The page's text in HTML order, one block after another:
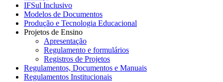
IFSul Inclusivo
Modelos de Documentos
Produção e Tecnologia Educacional
Projetos de Ensino
Apresentação
Regulamento e formulários
Registros de Projetos
Regulamentos, Documentos e Manuais
Regulamentos Institucionais